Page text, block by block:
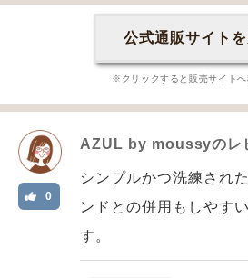
公式通販サイト
※クリックすると販売サイトへ
AZUL by moussyのレ
0
シンプルかつ洗練され
ンドとの併用もしやす
す。